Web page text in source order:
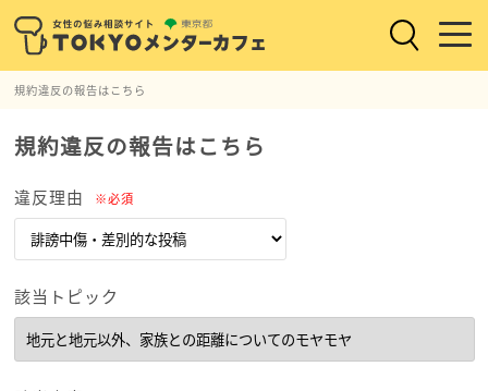
規約違反の報告はこちら
規約違反の報告はこちら
違反理由 ※必須
該当トピック